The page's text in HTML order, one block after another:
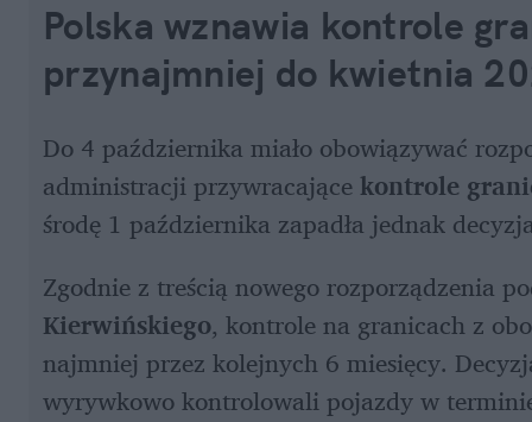
Polska wznawia kontrole
przynajmniej do kwietnia
Do 4 października miało obowiązywać
administracji przywracające kontrole
środę 1 października zapadła jednak
Zgodnie z treścią nowego rozporządzenia
Kierwińskiego, kontrole na granicach z
najmniej przez kolejnych 6 miesięcy.
wyrywkowo kontrolowali pojazdy w